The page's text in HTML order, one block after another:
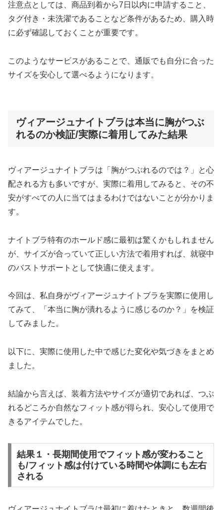
注意点としては、商品到着から7日以内に申請すること、
タグ付き・未洗濯であることなど条件があるため、購入時
に必ず確認しておくことが重要です。
このようなサービスがあることで、通販でも自分に合った
サイズを安心して選べるようになります。
ヴィアージュナイトブラは本当に胸がつぶ
れるのか検証/実際に着用してみた結果
ヴィアージュナイトブラは「胸がつぶれるのでは？」と心
配される方も多いですが、実際に着用してみると、その不
安がすべての人に当てはまるわけではないことが分かりま
す。
ナイトブラ特有のホールド感に最初は驚くかもしれません
が、サイズが合っていて正しい方法で着用すれば、就寝中
のバストサポートとして快適に使えます。
今回は、私自身がヴィアージュナイトブラを実際に使用し
てみて、「本当に胸が潰れるように感じるのか？」を検証
してみました。
以下に、実際に使用した中で感じた変化や気づきをまとめ
ました。
結論から言えば、装着方法やサイズが適切であれば、つぶ
れるどころか自然なフィット感が得られ、安心して使用で
きるアイテムでした。
結果１・長期間使用でフィット感が変わること
も/フィット感は付けている時間や体調にも左右
される